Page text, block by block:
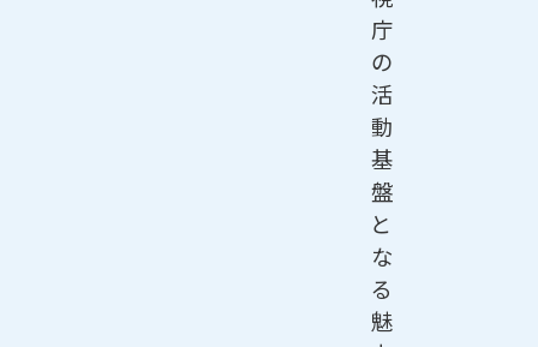
庁
の
活
動
基
盤
と
な
る
魅